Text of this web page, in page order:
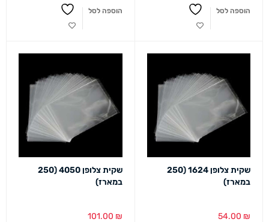
הוספה לסל הוספה לסל
שקית צלופן 1624 (250
במארז)
54.00 ₪
שקית צלופן 4050 (250
במארז)
101.00 ₪